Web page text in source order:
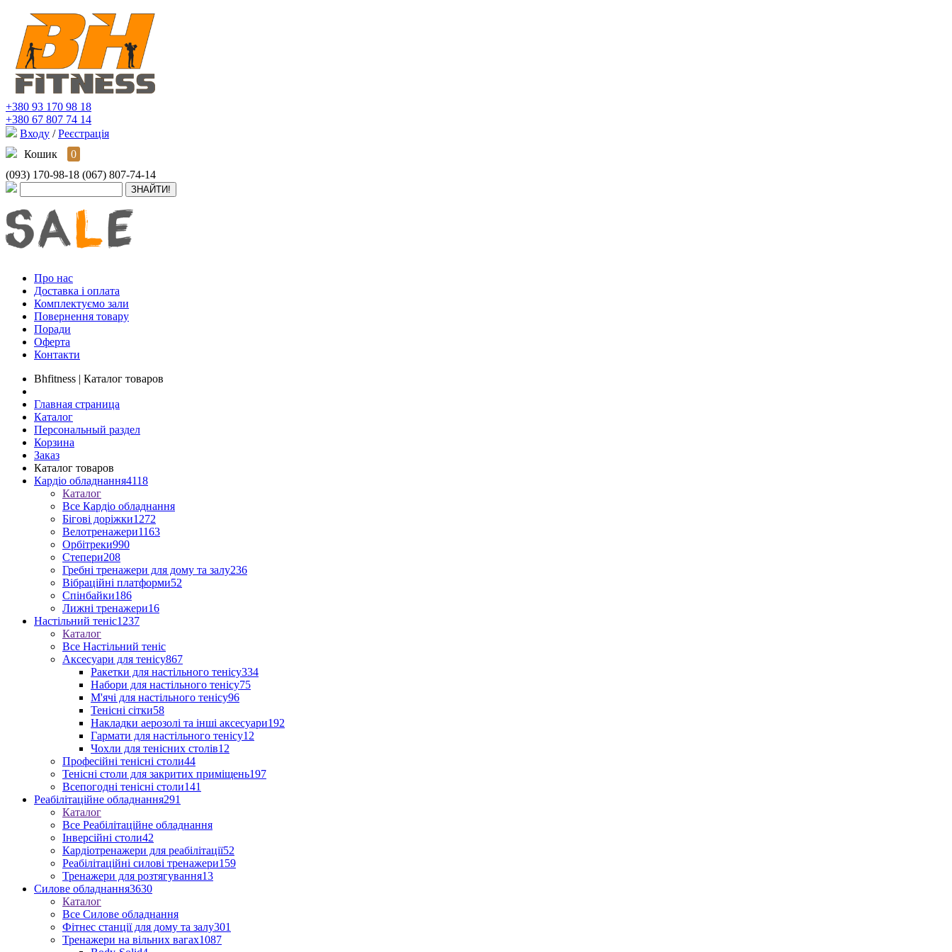
+380 93 170 98 18
+380 67 807 74 14
Входу / Реєстрація
Кошик
0
(093) 170-98-18 (067) 807-74-14
Про нас
Доставка і оплата
Комплектуємо зали
Повернення товару
Поради
Оферта
Контакти
Bhfitness | Каталог товаров
Главная страница
Каталог
Персональный раздел
Корзина
Заказ
Каталог товаров
Кардіо обладнання4118
Каталог
Все Кардіо обладнання
Бігові доріжки1272
Велотренажери1163
Орбітреки990
Степери208
Гребні тренажери для дому та залу236
Вібраційні платформи52
Спінбайки186
Лижні тренажери16
Настільний теніс1237
Каталог
Все Настільний теніс
Аксесуари для тенісу867
Ракетки для настільного тенісу334
Набори для настільного тенісу75
М'ячі для настільного тенісу96
Тенісні сітки58
Накладки аерозолі та інші аксесуари192
Гармати для настільного тенісу12
Чохли для тенісних столів12
Професійні тенісні столи44
Тенісні столи для закритих приміщень197
Всепогодні тенісні столи141
Реабілітаційне обладнання291
Каталог
Все Реабілітаційне обладнання
Інверсійні столи42
Кардіотренажери для реабілітації52
Реабілітаційні силові тренажери159
Тренажери для розтягування13
Силове обладнання3630
Каталог
Все Силове обладнання
Фітнес станції для дому та залу301
Тренажери на вільних вагах1087